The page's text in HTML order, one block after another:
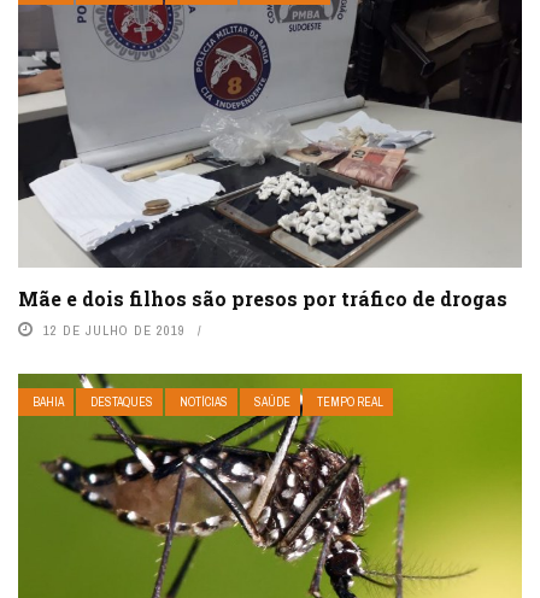
Mãe e dois filhos são presos por tráfico de drogas
12 DE JULHO DE 2019
BAHIA DESTAQUES NOTÍCIAS SAÚDE TEMPO REAL